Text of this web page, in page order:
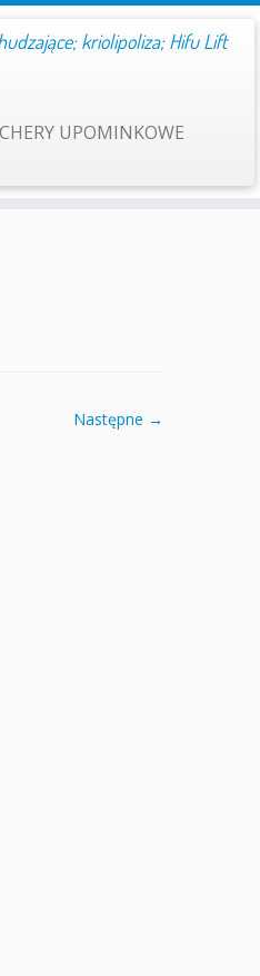
kriolipoliza; Hifu Lift
UPOMINKOWE
Następne →